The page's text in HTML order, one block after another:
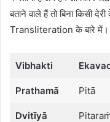
बताने वाले हैं तो बिना किसी
Transliteration के बारे में।
Vibhakti
Prathamā Pitā
Dvitīyā